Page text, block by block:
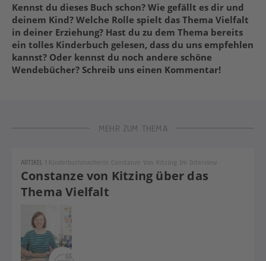
Kennst du dieses Buch schon? Wie gefällt es dir und
deinem Kind? Welche Rolle spielt das Thema Vielfalt
in deiner Erziehung? Hast du zu dem Thema bereits
ein tolles Kinderbuch gelesen, dass du uns empfehlen
kannst? Oder kennst du noch andere schöne
Wendebücher? Schreib uns einen Kommentar!
MEHR ZUM THEMA
Constanze von Kitzing über das
Thema Vielfalt
ARTIKEL | Kinderbuchmacherin Constanze Von Kitzing Im Interview